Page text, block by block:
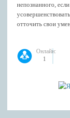
непознанного,
отточить свои
Онлайн:
1